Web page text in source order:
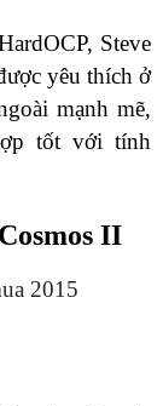
Steve
yêu thích ở
mạnh mẽ,
tốt với tính
II